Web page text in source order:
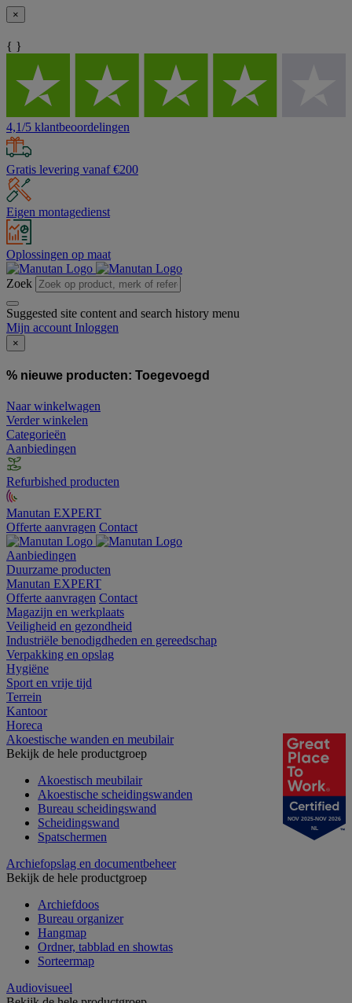
×
{ }
4,1/5 klantbeoordelingen
Gratis levering vanaf €200
Eigen montagedienst
Oplossingen op maat
Zoek
Suggested site content and search history menu
Mijn account Inloggen
×
% nieuwe producten: Toegevoegd
Naar winkelwagen
Verder winkelen
Categorieën
Aanbiedingen
Refurbished producten
Manutan EXPERT
Offerte aanvragen Contact
Aanbiedingen
Duurzame producten
Manutan EXPERT
Offerte aanvragen Contact
Magazijn en werkplaats
Veiligheid en gezondheid
Industriële benodigdheden en gereedschap
Verpakking en opslag
Hygiëne
Sport en vrije tijd
Terrein
Kantoor
Horeca
Akoestische wanden en meubilair
Bekijk de hele productgroep
Akoestisch meubilair
Akoestische scheidingswanden
Bureau scheidingswand
Scheidingswand
Spatschermen
Archiefopslag en documentbeheer
Bekijk de hele productgroep
Archiefdoos
Bureau organizer
Hangmap
Ordner, tabblad en showtas
Sorteermap
Audiovisueel
NOV 2025-NOV 2026
NL